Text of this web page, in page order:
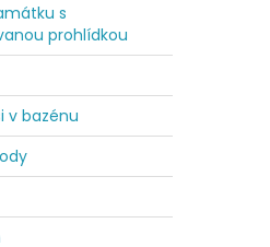
s
prohlídkou
v bazénu